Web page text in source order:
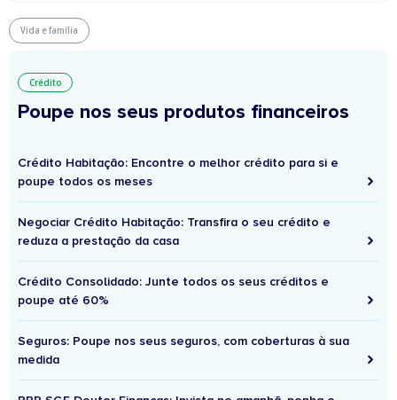
Vida e família
Crédito
Poupe nos seus produtos financeiros
Crédito Habitação: Encontre o melhor crédito para si e
poupe todos os meses
Negociar Crédito Habitação: Transfira o seu crédito e
reduza a prestação da casa
Crédito Consolidado: Junte todos os seus créditos e
poupe até 60%
Seguros: Poupe nos seus seguros, com coberturas à sua
medida